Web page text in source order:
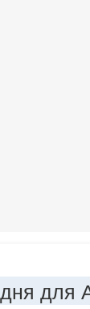
для